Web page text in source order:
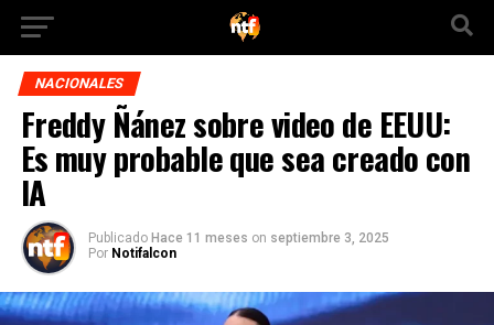
NACIONALES
Freddy Ñánez sobre video de EEUU:
Es muy probable que sea creado con
IA
Publicado Hace 11 meses on septiembre 3, 2025
Por Notifalcon